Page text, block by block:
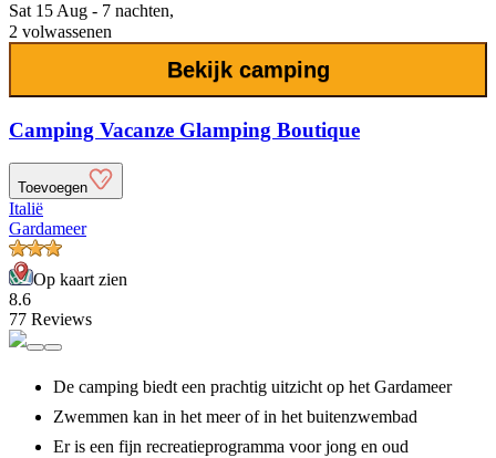
Sat 15 Aug - 7 nachten,
2 volwassenen
Bekijk camping
Camping Vacanze Glamping Boutique
Toevoegen
Italië
Gardameer
Op kaart zien
8.6
77 Reviews
De camping biedt een prachtig uitzicht op het Gardameer
Zwemmen kan in het meer of in het buitenzwembad
Er is een fijn recreatieprogramma voor jong en oud